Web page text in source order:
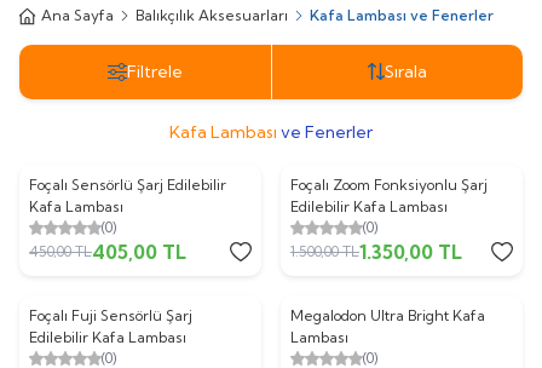
Ana Sayfa Balıkçılık Aksesuarları Kafa Lambası ve Fenerler
Filtrele Sırala
Kafa Lambası ve Fenerler
%10
Foçalı Sensörlü Şarj Edilebilir
Kafa Lambası
(0)
450,00TL405,00 TL
%10
Foçalı Zoom Fonksiyonlu Şarj
Edilebilir Kafa Lambası
(0)
1.500,00TL1.350,00 TL
%10
Foçalı Fuji Sensörlü Şarj
Edilebilir Kafa Lambası
(0)
%10
Megalodon Ultra Bright Kafa
Lambası
(0)